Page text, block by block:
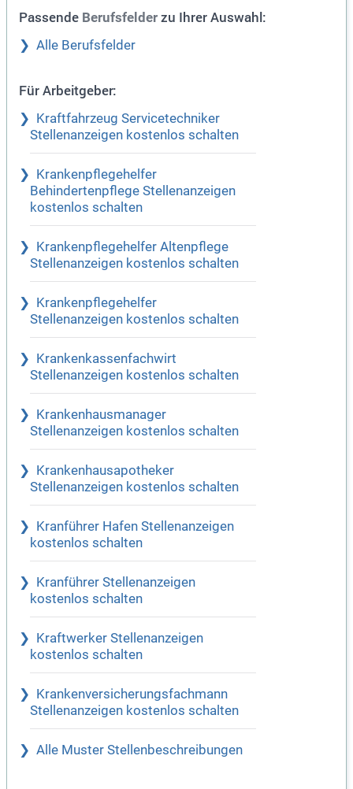
Passende Berufsfelder zu Ihrer Auswahl:
Alle Berufsfelder
Für Arbeitgeber:
Kraftfahrzeug Servicetechniker
Stellenanzeigen kostenlos schalten
Krankenpflegehelfer
Behindertenpflege Stellenanzeigen
kostenlos schalten
Krankenpflegehelfer Altenpflege
Stellenanzeigen kostenlos schalten
Krankenpflegehelfer
Stellenanzeigen kostenlos schalten
Krankenkassenfachwirt
Stellenanzeigen kostenlos schalten
Krankenhausmanager
Stellenanzeigen kostenlos schalten
Krankenhausapotheker
Stellenanzeigen kostenlos schalten
Kranführer Hafen Stellenanzeigen
kostenlos schalten
Kranführer Stellenanzeigen
kostenlos schalten
Kraftwerker Stellenanzeigen
kostenlos schalten
Krankenversicherungsfachmann
Stellenanzeigen kostenlos schalten
Alle Muster Stellenbeschreibungen